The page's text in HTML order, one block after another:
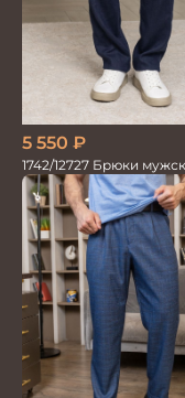
5 550 ₽
1742/12727 Брюки
100%лён т.син